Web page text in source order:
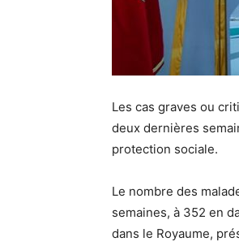
Les cas graves ou
deux dernières
protection sociale.
Le nombre des
semaines, à 352 en
dans le Royaume,